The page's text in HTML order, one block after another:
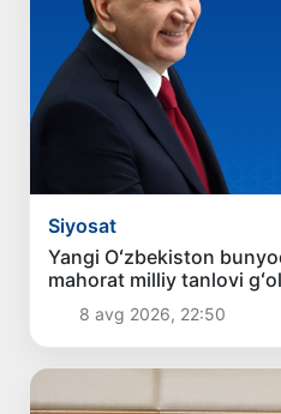
Siyosat
Yangi Oʻzbekiston
mahorat milliy tanlovi
8 avg 2026, 22:50